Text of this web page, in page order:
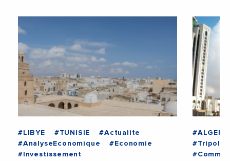
#LIBYE #TUNISIE
#Actualite
#AnalyseEconomique
#Economie
#Investissement
#ALGERIE
#Tripoli